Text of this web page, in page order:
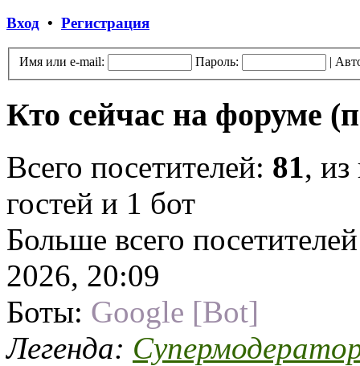
Вход • Регистрация
Имя или e-mail: Пароль: |
Кто сейчас на форуме
Всего посетителей: 81,
гостей и 1 бот
Больше всего
2026, 20:09
Боты: Google [Bot]
Легенда: